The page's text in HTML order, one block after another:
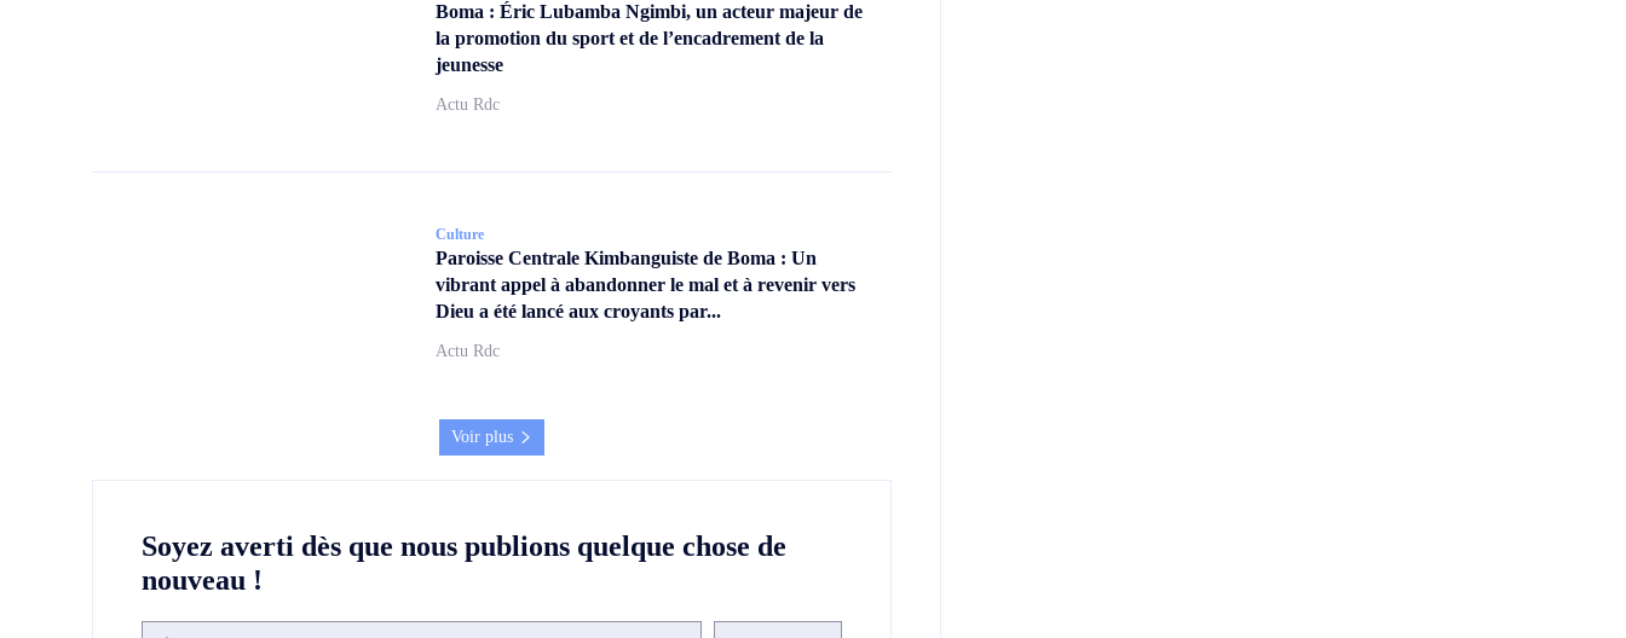
Boma : Éric Lubamba Ngimbi, un acteur majeur de
la promotion du sport et de l’encadrement de la
jeunesse
Actu Rdc
Culture
Paroisse Centrale Kimbanguiste de Boma : Un
vibrant appel à abandonner le mal et à revenir vers
Dieu a été lancé aux croyants par...
Actu Rdc
Voir plus
Soyez averti dès que nous publions quelque chose de
nouveau !